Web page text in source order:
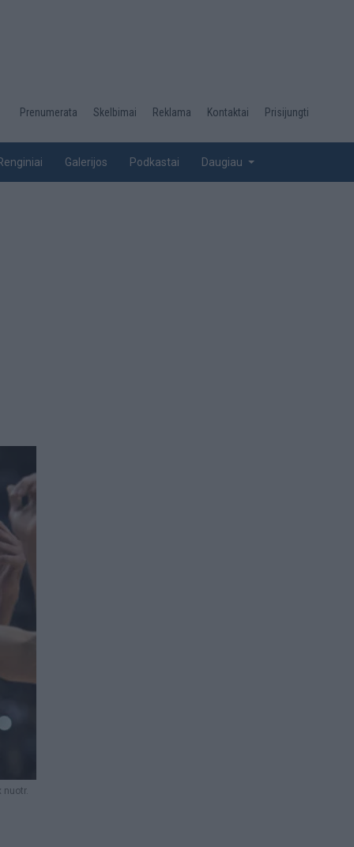
Desktop
top
Prenumerata Skelbimai Reklama Kontaktai Prisijungti
Galerijos Podkastai Daugiau
nuotr.